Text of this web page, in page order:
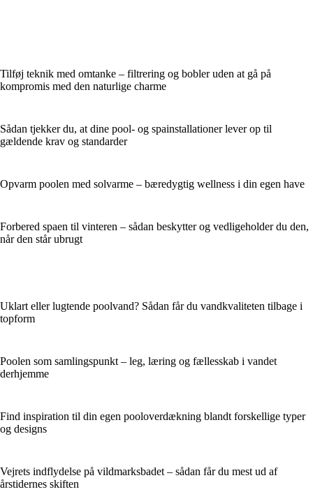
Tilføj teknik med omtanke – filtrering og bobler uden at gå på
kompromis med den naturlige charme
Sådan tjekker du, at dine pool- og spainstallationer lever op til
gældende krav og standarder
Opvarm poolen med solvarme – bæredygtig wellness i din egen have
Forbered spaen til vinteren – sådan beskytter og vedligeholder du den,
når den står ubrugt
Uklart eller lugtende poolvand? Sådan får du vandkvaliteten tilbage i
topform
Poolen som samlingspunkt – leg, læring og fællesskab i vandet
derhjemme
Find inspiration til din egen pooloverdækning blandt forskellige typer
og designs
Vejrets indflydelse på vildmarksbadet – sådan får du mest ud af
årstidernes skiften